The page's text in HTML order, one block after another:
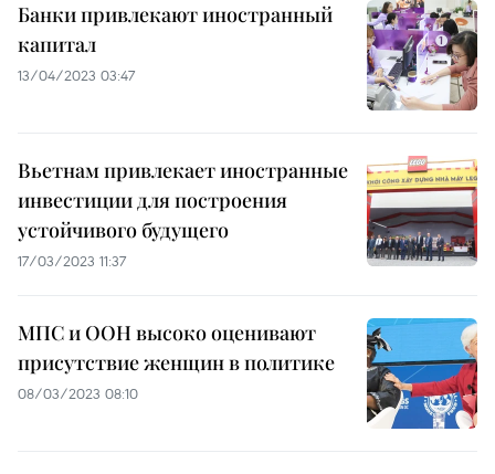
Банки привлекают иностранный
капитал
13/04/2023 03:47
Вьетнам привлекает иностранные
инвестиции для построения
устойчивого будущего
17/03/2023 11:37
МПС и ООН высоко оценивают
присутствие женщин в политике
08/03/2023 08:10